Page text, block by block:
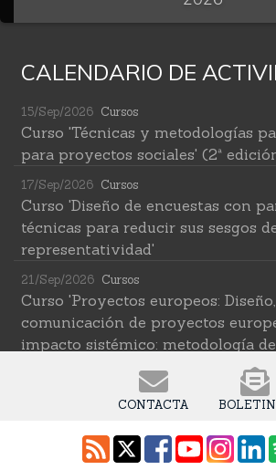
CALENDARIO DE
15/Sep/2026 Cursos
Curso 'Técnicas y metodologías
para proyectos sociales' (2ª
17/Sep/2026 Cursos
Curso 'Diseño de encuestas con
técnicas para reducir sus sesgos
representatividad'
21/Sep/2026 Cursos
Curso 'Proyectos europeos:
comunicación de proyectos
impacto sistémico: metodología
Cambio transformativa'
Cursos
ciencias sociales' (2ª edición)
CONTACTA